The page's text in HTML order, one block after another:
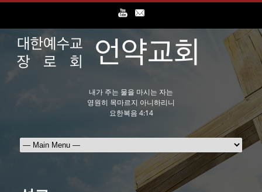
내가 주는 물을 마시는 자는
영원히 목마르지 아니하리니
요한복음 4:14